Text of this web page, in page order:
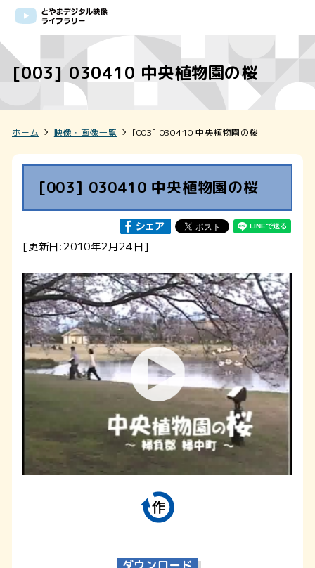
[003] 030410 中央植物園の桜
ホーム 映像・画像一覧 [003] 030410 中央植物園の桜
[003] 030410 中央植物園の桜
[更新日:2010年2月24日]